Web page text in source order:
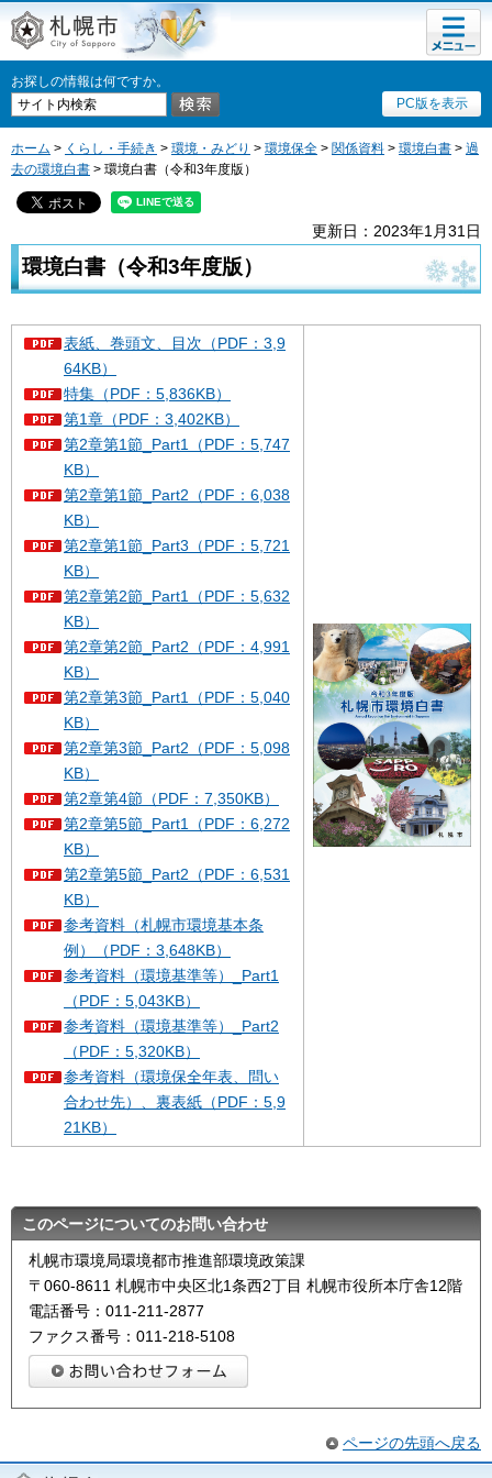
札幌市
お探しの情報は何ですか。
PC版を表示
メニュ
ー
ホーム > くらし・手続き > 環境・みどり > 環境保全 > 関係資料 > 環境白書 > 過
去の環境白書 > 環境白書（令和3年度版）
更新日：2023年1月31日
環境白書（令和3年度版）
表紙、巻頭文、目次（PDF：3,9
64KB）
特集（PDF：5,836KB）
第1章（PDF：3,402KB）
第2章第1節_Part1（PDF：5,747
KB）
第2章第1節_Part2（PDF：6,038
KB）
第2章第1節_Part3（PDF：5,721
KB）
第2章第2節_Part1（PDF：5,632
KB）
第2章第2節_Part2（PDF：4,991
KB）
第2章第3節_Part1（PDF：5,040
KB）
第2章第3節_Part2（PDF：5,098
KB）
第2章第4節（PDF：7,350KB）
第2章第5節_Part1（PDF：6,272
KB）
第2章第5節_Part2（PDF：6,531
KB）
参考資料（札幌市環境基本条
例）（PDF：3,648KB）
参考資料（環境基準等）_Part1
（PDF：5,043KB）
参考資料（環境基準等）_Part2
（PDF：5,320KB）
参考資料（環境保全年表、問い
合わせ先）、裏表紙（PDF：5,9
21KB）
このページについてのお問い合わせ
札幌市環境局環境都市推進部環境政策課
〒060-8611 札幌市中央区北1条西2丁目 札幌市役所本庁舎12階
電話番号：011-211-2877
ファクス番号：011-218-5108
ページの先頭へ戻る